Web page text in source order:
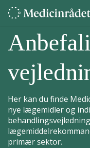
Her kan du finde
nye lægemidler og
primær sektor.